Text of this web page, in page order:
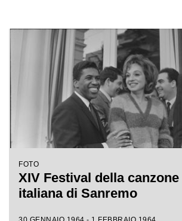
FOTO
XIV Festival della canzone
italiana di Sanremo